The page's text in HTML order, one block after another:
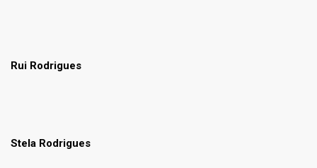
Rui Rodrigues
Stela Rodrigues